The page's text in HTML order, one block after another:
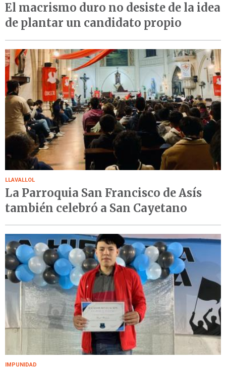
El macrismo duro no desiste de la idea
de plantar un candidato propio
LLAVALLOL
La Parroquia San Francisco de Asís
también celebró a San Cayetano
IMPUNIDAD